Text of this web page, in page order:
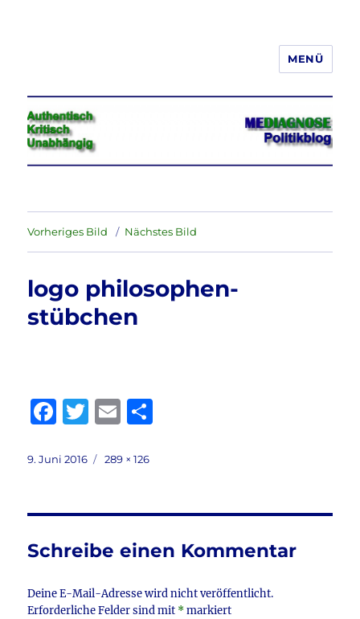
Jeder hat das Recht, seine
Meinung in Wort, Schrift und Bild
frei zu äußern und zu verbreiten
MENÜ
Vorheriges Bild Nächstes Bild
logo philosophen-
stübchen
F
c
b
o
o
k
T
it
r
E
ai
Veröffentlicht
9. Juni 2016
Volle
289 × 126
Schreibe einen Kommentar
Deine E-Mail-Adresse wird nicht veröffentlicht.
Erforderliche Felder sind mit *markiert